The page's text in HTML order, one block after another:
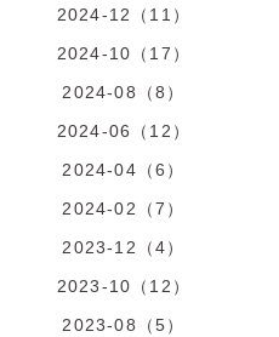
2024-12（11）
2024-10（17）
2024-08（8）
2024-06（12）
2024-04（6）
2024-02（7）
2023-12（4）
2023-10（12）
2023-08（5）